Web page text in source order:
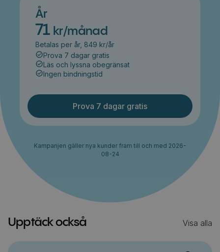
År
71 kr/månad
Betalas per år, 849 kr/år
Prova 7 dagar gratis
Läs och lyssna obegränsat
Ingen bindningstid
Prova 7 dagar gratis
Kampanjen gäller nya kunder fram till och med 2026-
08-24
Upptäck också Visa alla